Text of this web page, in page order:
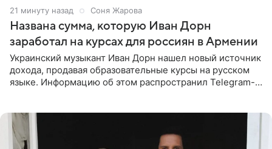
21 минуту назад Соня Жарова
Названа сумма, которую Иван Дорн
заработал на курсах для россиян в Армении
Украинский музыкант Иван Дорн нашел новый источник
дохода, продавая образовательные курсы на русском
языке. Информацию об этом распространил Telegram-